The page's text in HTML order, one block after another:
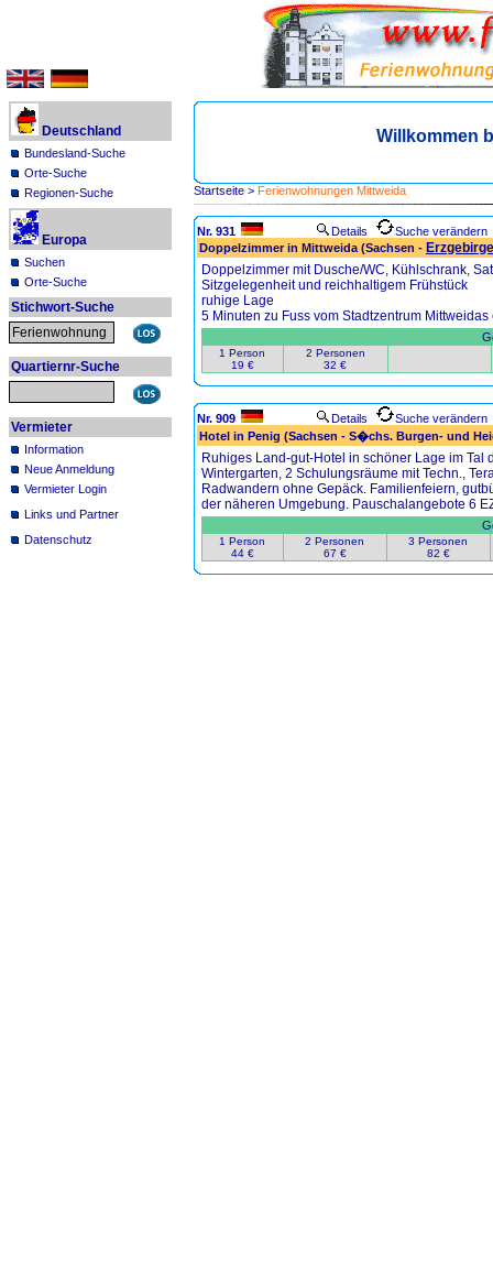
Deutschland
Bundesland-Suche
Orte-Suche
Regionen-Suche
Europa
Suchen
Orte-Suche
Stichwort-Suche
Quartiernr-Suche
Vermieter
Information
Neue Anmeldung
Vermieter Login
Links und Partner
Datenschutz
Willkommen
Startseite > Ferienwohnungen Mittweida
Nr. 931 Details
Suche verändern
Doppelzimmer in Mittweida (Sachsen - Erzgebirge
Doppelzimmer mit Dusche/WC, Kühlschrank,
Sitzgelegenheit und reichhaltigem Frühstück
ruhige Lage
5 Minuten zu Fuss vom Stadtzentrum Mittweidas
1 Person
19 €
2 Personen
32 €
Nr. 909 Details
Suche verändern
Hotel in Penig (Sachsen - S�chs. Burgen- und
Ruhiges Land-gut-Hotel in schöner Lage im Tal
Wintergarten, 2 Schulungsräume mit Techn.,
Radwandern ohne Gepäck. Familienfeiern,
der näheren Umgebung. Pauschalangebote 6
1 Person
44 €
2 Personen
67 €
3 Personen
82 €